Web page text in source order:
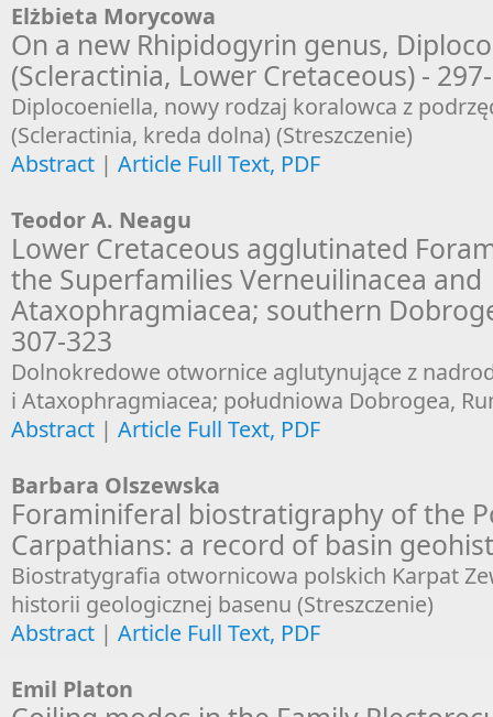
Elżbieta Morycowa
On a new Rhipidogyrin genus,
(Scleractinia, Lower Cretaceous) -
Diplocoeniella, nowy rodzaj koralowca z
(Scleractinia, kreda dolna) (Streszczenie)
Abstract | Article Full Text, PDF
Teodor A. Neagu
Lower Cretaceous agglutinated
the Superfamilies Verneuilinacea and
Ataxophragmiacea; southern
307-323
Dolnokredowe otwornice aglutynujące z
i Ataxophragmiacea; południowa Dobrogea,
Abstract | Article Full Text, PDF
Barbara Olszewska
Foraminiferal biostratigraphy of the
Carpathians: a record of basin
Biostratygrafia otwornicowa polskich Karpat
historii geologicznej basenu (Streszczenie)
Abstract | Article Full Text, PDF
Emil Platon